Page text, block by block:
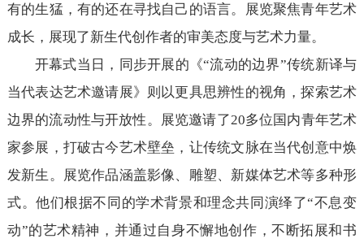
有的生猛，有的还在寻找自己的语言。展览聚焦青年艺术
成长，展现了新生代创作者的审美态度与艺术力量。
开幕式当日，同步开展的《“流动的边界”传统新译与
当代表达艺术邀请展》则以更具思辨性的视角，探索艺术
边界的流动性与开放性。展览邀请了20多位国内青年艺术
家参展，打破古今艺术壁垒，让传统文脉在当代创意中焕
发新生。展览作品涵盖影像、雕塑、新媒体艺术等多种形
式。他们根据不同的学术背景和理念共同演绎了“不息变
动”的艺术精神，并通过自身不懈地创作，不断拓展和书